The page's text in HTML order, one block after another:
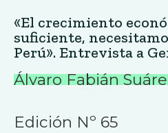
«El crecimiento
suficiente,
Perú». Entrevista a
Álvaro Fabián
Edición Nº 65